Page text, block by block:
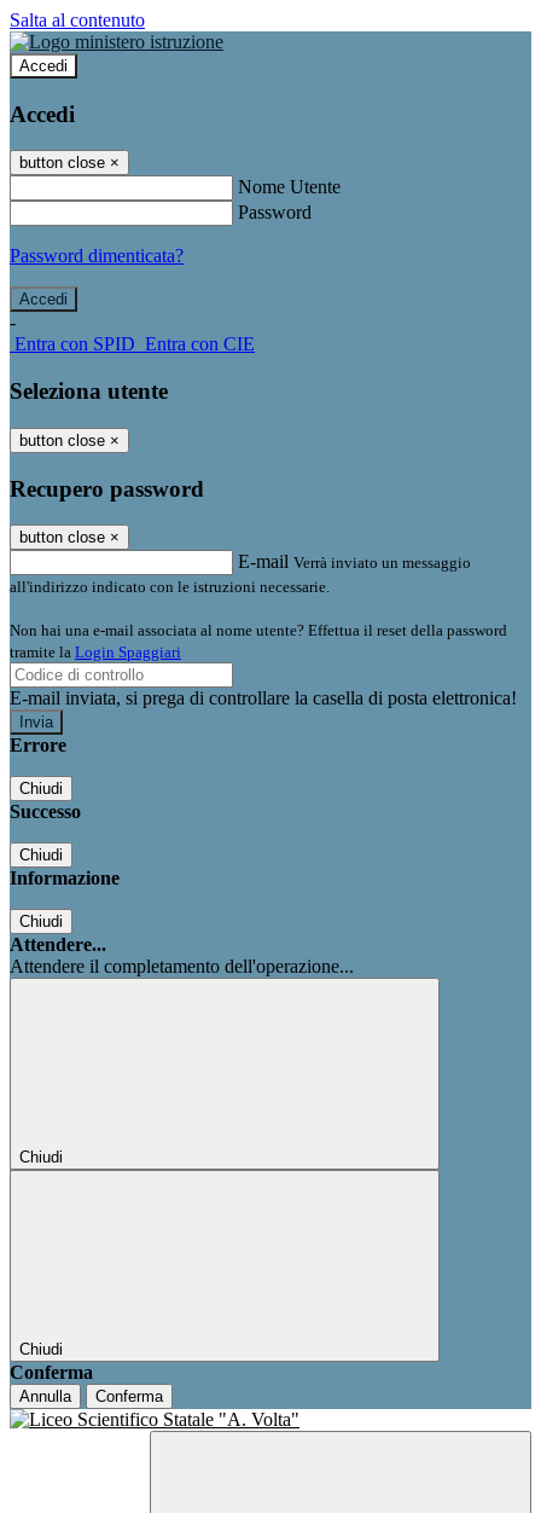
Salta al contenuto
Accedi
Accedi
button close ×
Nome Utente
Password
Password dimenticata?
-
Entra con SPID Entra con CIE
Seleziona utente
button close ×
Recupero password
button close ×
E-mail Verrà inviato un messaggio
all'indirizzo indicato con le istruzioni necessarie.
Non hai una e-mail associata al nome utente? Effettua il reset della password
tramite la Login Spaggiari
E-mail inviata, si prega di controllare la casella di posta elettronica!
Errore
Chiudi
Successo
Chiudi
Informazione
Chiudi
Attendere...
Attendere il completamento dell'operazione...
Chiudi
Chiudi
Conferma
Annulla Conferma